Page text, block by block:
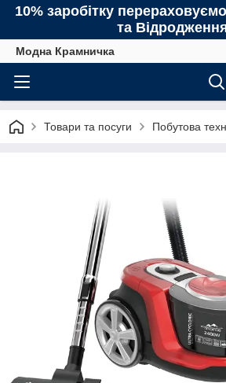
10% заробітку
та
Модна Крамничка
Товари та посуги Побутова